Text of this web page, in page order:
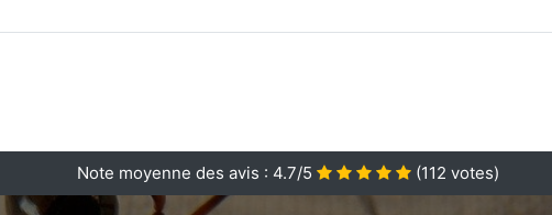
Note moyenne des avis : 4.7/5 (112 votes)